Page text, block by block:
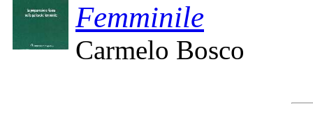
Femminile
Carmelo Bosco